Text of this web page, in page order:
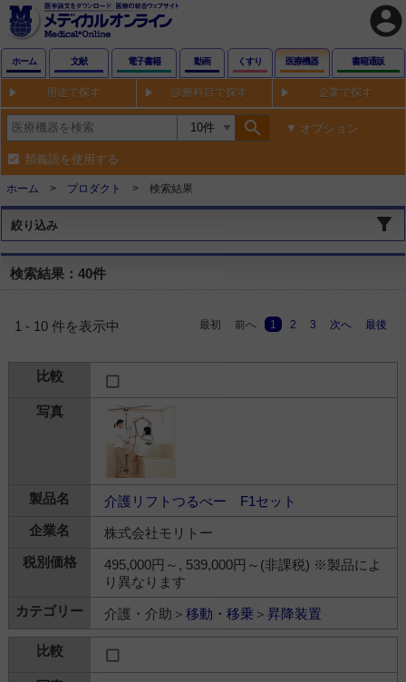
account_circle
ホーム 文献 電子書籍 動画 くすり 医療機器 書籍通販
用途で探す 診療科目で探す 企業で探す
search オプション
類義語を使用する
ホーム プロダクト 検索結果
絞り込み
検索結果：40件
1 - 10 件を表示中 最初 前へ 1 2 3 次へ 最後
介護リフトつるべー F1セット
株式会社モリトー
495,000円～, 539,000円～(非課税) ※製品によ
り異なります
介護・介助＞ 移動・移乗 ＞ 昇降装置